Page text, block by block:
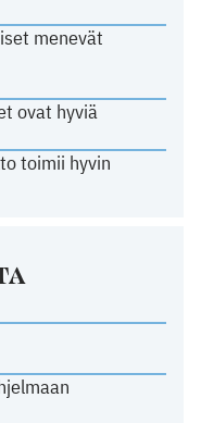
menevät
ovat hyviä
toimii hyvin